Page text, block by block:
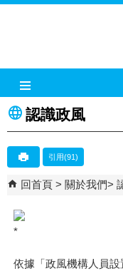
認識政風
引用(91)
回首頁 關於我們
依據「政風機構人員